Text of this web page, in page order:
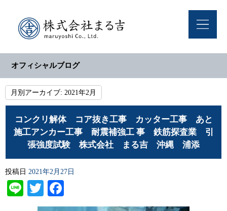
オフィシャルブログ
月別アーカイブ: 2021年2月
コンクリ解体 コア抜き工事 カッター工事 あと
施工アンカー工事 耐震補強工 事 鉄筋探査業 引
張強度試験 株式会社 まる吉 沖縄 浦添
投稿日 2021年2月27日
LineTwitter